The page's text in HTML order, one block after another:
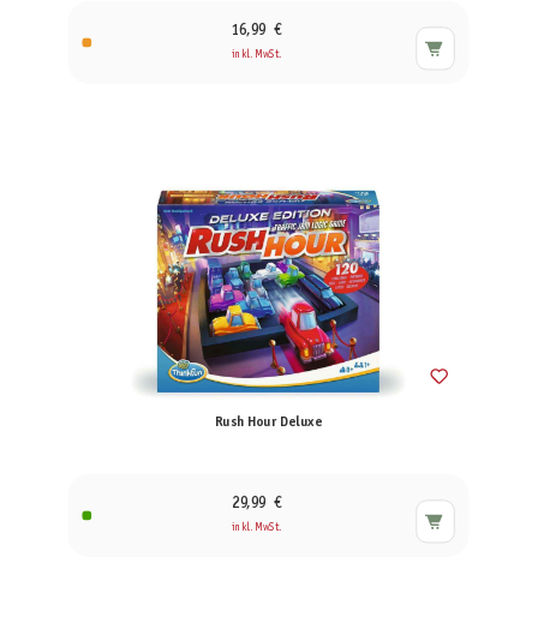
16,99 €
inkl. MwSt.
Rush Hour Deluxe
29,99 €
inkl. MwSt.